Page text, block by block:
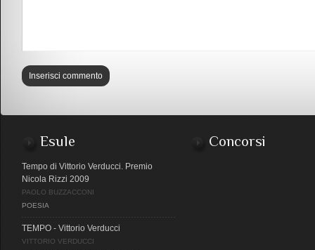
Esule
Tempo di Vittorio Verducci. Premio
Nicola Rizzi 2009
PAOLO BUZZACCONI
POESIA
TEMPO - Vittorio Verducci
VITTORIO VERDUCCI
Concorsi